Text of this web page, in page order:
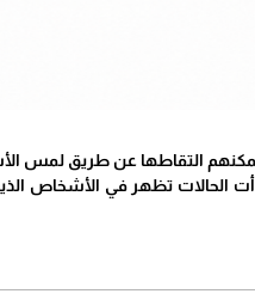
الحالات تظهر في الأشخاص